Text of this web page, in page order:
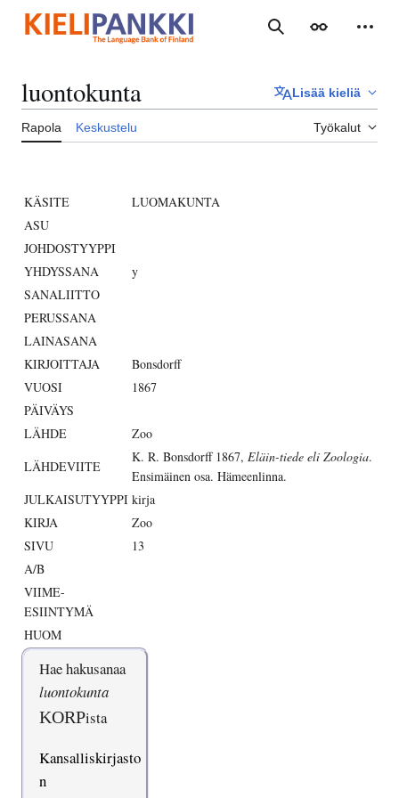
sisältöön
Haku Ulkoasu
luontokunta Lisää kieliä
Rapola Keskustelu Työkalut
KÄSITE
LUOMAKUNTA
ASU
JOHDOSTYYPPI
YHDYSSANA
y
SANALIITTO
PERUSSANA
LAINASANA
KIRJOITTAJA
Bonsdorff
VUOSI
1867
PÄIVÄYS
LÄHDE
Zoo
LÄHDEVIITE
K. R. Bonsdorff 1867, Eläin-tiede eli Zoologia.
Ensimäinen osa. Hämeenlinna.
JULKAISUTYYPPI kirja
KIRJA
Zoo
SIVU
13
A/B
VIIME-
ESIINTYMÄ
HUOM
Hae hakusanaa
luontokunta
KORPista
Kansalliskirjasto
n